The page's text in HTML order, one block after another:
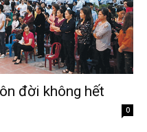
đời không hết
0